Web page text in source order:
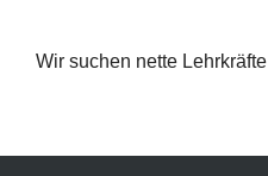
Wir suchen nette Lehrkräfte